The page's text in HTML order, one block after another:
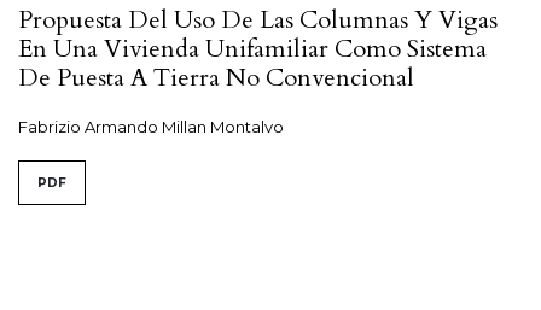
Propuesta Del Uso De Las Columnas Y Vigas
En Una Vivienda Unifamiliar Como Sistema
De Puesta A Tierra No Convencional
Fabrizio Armando Millan Montalvo
PDF